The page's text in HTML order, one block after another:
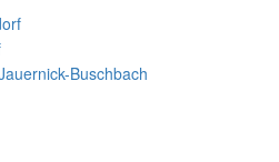
Buschbach